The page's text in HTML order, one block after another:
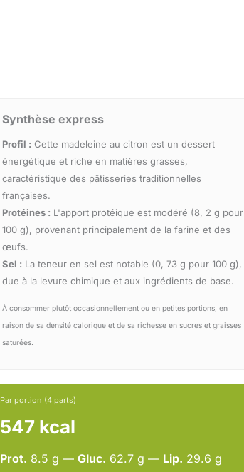
Synthèse express
Profil : Cette madeleine au citron est un dessert
énergétique et riche en matières grasses,
caractéristique des pâtisseries traditionnelles
françaises.
Protéines : L'apport protéique est modéré (8, 2 g pour
100 g), provenant principalement de la farine et des
œufs.
Sel : La teneur en sel est notable (0, 73 g pour 100 g),
due à la levure chimique et aux ingrédients de base.
À consommer plutôt occasionnellement ou en petites portions, en
raison de sa densité calorique et de sa richesse en sucres et graisses
saturées.
Par portion (4 parts)
547 kcal
Prot. 8.5 g —Gluc. 62.7 g — Lip. 29.6 g